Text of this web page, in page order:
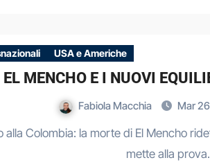
USA e Americhe
MENCHO E I NUOVI
Fabiola Macchia Mar
alla Colombia: la morte di El Mencho
mette alla